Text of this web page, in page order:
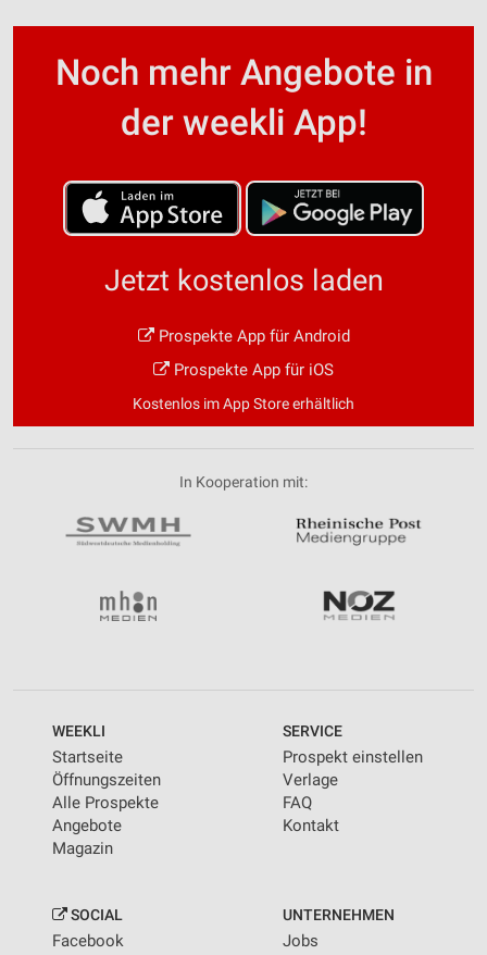
Noch mehr Angebote in
der weekli App!
Jetzt kostenlos laden
Prospekte App für Android
Prospekte App für iOS
Kostenlos im App Store erhältlich
In Kooperation mit:
WEEKLI
Startseite
Öffnungszeiten
Alle Prospekte
Angebote
Magazin
SERVICE
Prospekt einstellen
Verlage
FAQ
Kontakt
SOCIAL
Facebook
UNTERNEHMEN
Jobs